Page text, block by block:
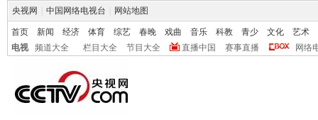
央视网 中国网络电视台 网站地图
首页 新闻 经济 体育 综艺 春晚 戏曲 音乐 科教 青少 文化
艺术
电视
频道大全 栏目大全 节目大全 直播中国 赛事直播 网络